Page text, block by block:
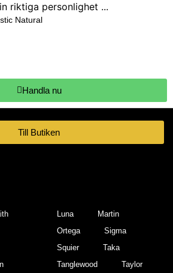
Natural
Handla nu
Till Butiken
Luna
Martin
Ortega
Sigma
Squier
Taka
Tanglewood
Taylor